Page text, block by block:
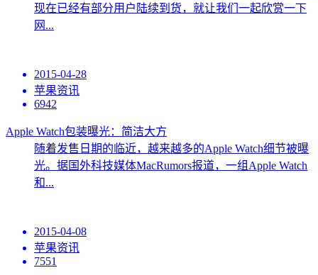
现在已经有部分用户陆续到货，就让我们一起欣赏一下
网...
2015-04-28
苹果资讯
6942
Apple Watch包装曝光：简洁大方
随着发售日期的临近，越来越多的Apple Watch细节被曝
光。据国外科技媒体MacRumors报道，一组Apple Watch
和...
2015-04-08
苹果资讯
7551